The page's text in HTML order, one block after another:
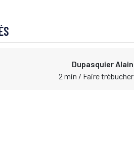
Dupasquier Alain
2 min / Faire trébucher